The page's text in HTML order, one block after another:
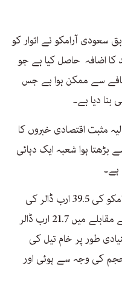
آرامکو نے اتوار کو
کے منافع میں 82 فیصد کا اضافہ حاصل کیا ہے جو
سے ممکن ہوا ہے جس
دیا ہے۔
مثبت اقتصادی خبروں کا
بڑھتا ہوا شعبہ ایک دہائی
ہے۔
ایک پریس ریلیز میں کہا گیا ہے کہ آرامکو کی 39.5 ارب ڈالر کی
خالص آمدنی 2021 کے اسی عرصے کے مقابلے میں 21.7 ارب ڈالر
جو بنیادی طور پر خام تیل کی
کی وجہ سے ہوئی اور